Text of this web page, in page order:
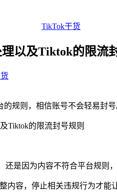
TikTok干货
以及Tiktok的限流
规则，相信账号不会轻易封
还是因为内容不符合平台规则
内容，停止相关违规行为才能